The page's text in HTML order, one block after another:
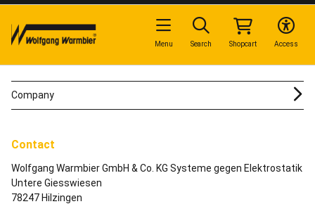
Contact
Wolfgang Warmbier GmbH & Co. KG Systeme gegen Elektrostatik
Untere Giesswiesen
78247 Hilzingen
Company
Access
Shopcart
Search
Menu